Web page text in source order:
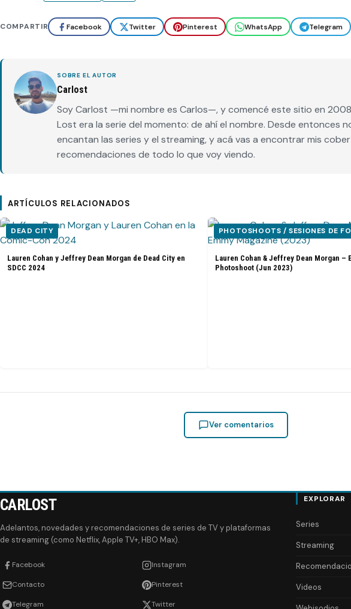
COMPARTIR Facebook Twitter Pinterest WhatsApp Telegram
SOBRE EL AUTOR
Carlost
Soy Carlost —mi nombre es Carlos—, y comencé este sitio en
Lost era la serie del momento: de ahí el nombre. Desde entonces
encantan las series y el streaming, y acá vas a encontrar mis
recomendaciones de todo lo que voy viendo.
ARTÍCULOS RELACIONADOS
DEAD CITY
Lauren Cohan y Jeffrey Dean Morgan de Dead City en
SDCC 2024
PHOTOSHOOTS / SESIONES DE
Lauren Cohan & Jeffrey Dean Morgan –
Photoshoot (Jun 2023)
Ver comentarios
CARLOST
Adelantos, novedades y recomendaciones de series de TV y plataformas
de streaming (como Netflix, Apple TV+, HBO Max).
Facebook Instagram
Contacto Pinterest
Telegram Twitter
EXPLORAR
Series
Streaming
Videos